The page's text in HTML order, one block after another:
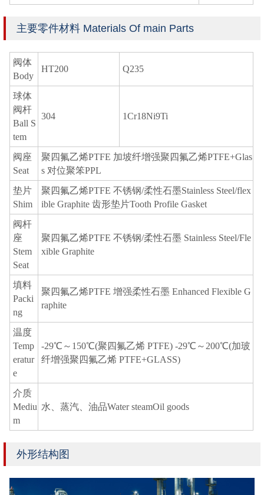
主要零件材料 Materials Of main Parts
阀体
Body
HT200 Q235
球体
阀杆
Ball S
tem
304 1Cr18Ni9Ti
阀座
Seat
聚四氟乙烯PTFE 加坡纤增强聚四氟乙烯PTFE+Glas
s 对位聚笨PPL
垫片
Shim
聚四氟乙烯PTFE 不锈钢/柔性石墨Stainless Steel/flex
ible Graphite 齿形垫片Tooth Profile Gasket
阀杆
座
Stem
Seat
聚四氟乙烯PTFE 不锈钢/柔性石墨 Stainless Steel/Fle
xible Graphite
填料
Packi
ng
聚四氟乙烯PTFE 增强柔性石墨 Enhanced Flexible G
raphite
温度
Temp
eratur
e
-29℃～150℃(聚四氟乙烯 PTFE) -29℃～200℃(加玻
纤增强聚四氟乙烯 PTFE+GLASS)
介质
Mediu
m
水、蒸汽、油品Water steamOil goods
外形结构图